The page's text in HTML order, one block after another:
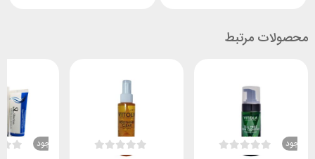
محصولات مرتبط
ناموجود ناموجود